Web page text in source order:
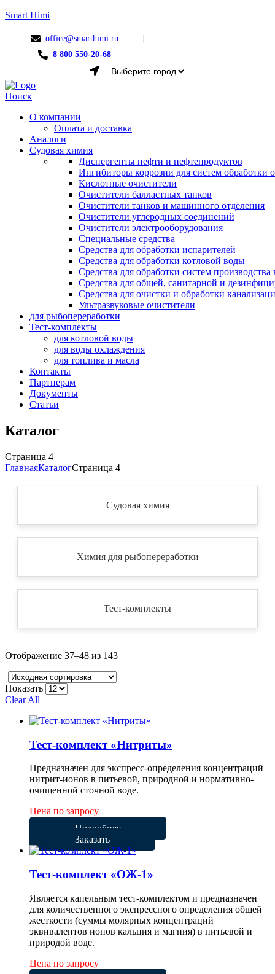
Smart Himi
8 800 550-20-68
office@smarthimi.ru
Menu
Поиск
О компании
Оплата и доставка
Аналоги
Судовая химия
Диспергенты нефти и нефтепродуктов
Ингибиторы коррозии для систем
Кислотные очистители
Очистители балластных танков
Очистители танков и машинного отделения
Очистители углеродных соединений
Очистители электрооборудования
Специальные средства
Средства для обработки испарителей
Средства для обработки котловой воды
Средства для обработки систем
Средства для общей, санитарной и
Средства для очистки и обработки
Ультразвуковые очистители
для рыбопереработки
Тест-комплекты
для котловой воды
для воды охлаждения
для топлива и масла
Контакты
Партнерам
Документы
Статьи
Каталог
Страница 4
ГлавнаяКаталогСтраница 4
Судовая химия
Химия для рыбопереработки
Тест-комплекты
Отображение 37–48 из 143
Показать
Clear All
Тест-комплект «Нитриты»
Предназначен для экспресс-определения концентраций
нитрит-ионов в питьевой, природной и нормативно-
очищенной сточной воде.
Цена по запросу
Подробнее
Заказать
Тест-комплект «ОЖ-1»
Является капельным тест-комплектом и предназначен
для количественного экспрессного определения общей
жесткости (суммы молярных концентраций
эквивалентов ионов кальция и магния) в питьевой и
природой воде.
Цена по запросу